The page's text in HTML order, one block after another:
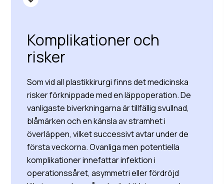
Komplikationer och
risker
Som vid all plastikkirurgi finns det medicinska
risker förknippade med en läppoperation. De
vanligaste biverkningarna är tillfällig svullnad,
blåmärken och en känsla av stramhet i
överläppen, vilket successivt avtar under de
första veckorna. Ovanliga men potentiella
komplikationer innefattar infektion i
operationssåret, asymmetri eller fördröjd